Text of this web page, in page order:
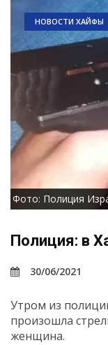
НОВОСТИ ХАЙФЫ
Фото: Полиция
Полиция: в
30/06/2021
Утром из
произошла
женщина.